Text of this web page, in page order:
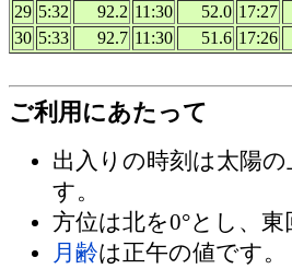
29 5:32 92.2 11:30 52.0 17:27
30 5:33 92.7 11:30 51.6 17:26
ご利用にあたって
出入りの時刻は太陽
す。
方位は北を0°とし、
月齢は正午の値です。